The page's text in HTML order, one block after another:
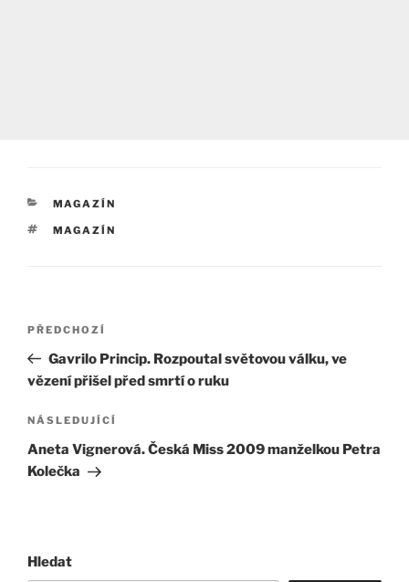
RUBRIKY
MAGAZÍN
ŠTÍTKY
MAGAZÍN
Navigace
příspěvek
Předchozí
příspěvek
PŘEDCHOZÍ
Gavrilo Princip. Rozpoutal světovou válku, ve
vězení přišel před smrtí o ruku
Následující
příspěvek
NÁSLEDUJÍCÍ
Aneta Vignerová. Česká Miss 2009 manželkou Petra
Kolečka
Hledat